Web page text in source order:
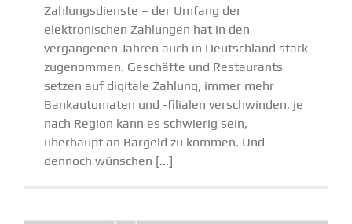
Zahlungsdienste – der Umfang der
elektronischen Zahlungen hat in den
vergangenen Jahren auch in Deutschland stark
zugenommen. Geschäfte und Restaurants
setzen auf digitale Zahlung, immer mehr
Bankautomaten und -filialen verschwinden, je
nach Region kann es schwierig sein,
überhaupt an Bargeld zu kommen. Und
dennoch wünschen [...]